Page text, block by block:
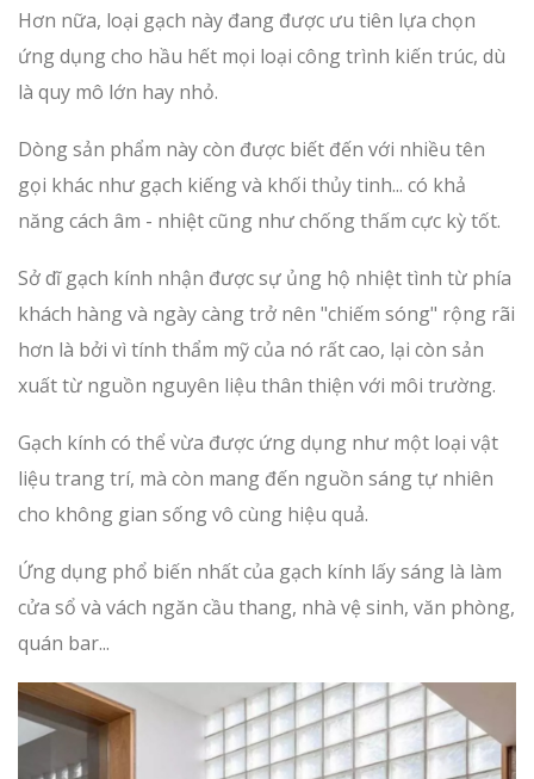
Hơn nữa, loại gạch này đang được ưu tiên lựa chọn
ứng dụng cho hầu hết mọi loại công trình kiến trúc, dù
là quy mô lớn hay nhỏ.
Dòng sản phẩm này còn được biết đến với nhiều tên
gọi khác như gạch kiếng và khối thủy tinh... có khả
năng cách âm - nhiệt cũng như chống thấm cực kỳ tốt.
Sở dĩ gạch kính nhận được sự ủng hộ nhiệt tình từ phía
khách hàng và ngày càng trở nên "chiếm sóng" rộng rãi
hơn là bởi vì tính thẩm mỹ của nó rất cao, lại còn sản
xuất từ nguồn nguyên liệu thân thiện với môi trường.
Gạch kính có thể vừa được ứng dụng như một loại vật
liệu trang trí, mà còn mang đến nguồn sáng tự nhiên
cho không gian sống vô cùng hiệu quả.
Ứng dụng phổ biến nhất của gạch kính lấy sáng là làm
cửa sổ và vách ngăn cầu thang, nhà vệ sinh, văn phòng,
quán bar...